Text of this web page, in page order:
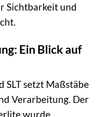
Sichtbarkeit und
Ein Blick auf
SLT setzt Maßstäbe
Verarbeitung. Der
wurde